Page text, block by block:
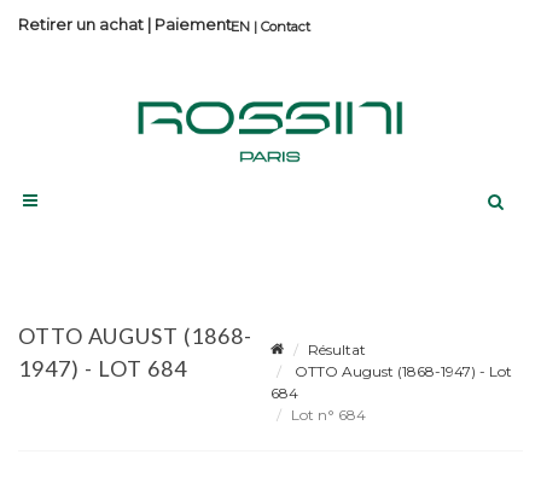
Contact
Retirer un achat | Paiement
OTTO AUGUST (1868-
1947) - LOT 684
Résultat
OTTO August (1868-1947) - Lot
684
Lot n° 684